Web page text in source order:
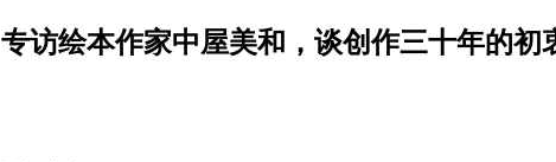
专访绘本作家中屋美和，谈创作三十年的初